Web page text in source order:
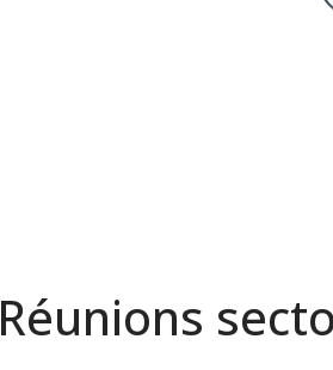
Réunions